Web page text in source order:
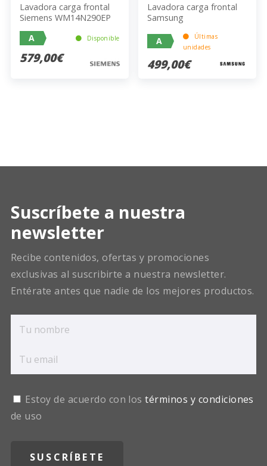
Lavadora carga frontal
Siemens WM14N290EP
A
Disponible
579,00€
Lavadora carga frontal
Samsung
A
Últimas
unidades
499,00€
Suscríbete a nuestra
newsletter
Recibe contenidos, ofertas y promociones
exclusivas al suscribirte a nuestra newsletter.
Entérate antes que nadie de los mejores productos.
Estoy de acuerdo con lostérminos y condiciones
de uso